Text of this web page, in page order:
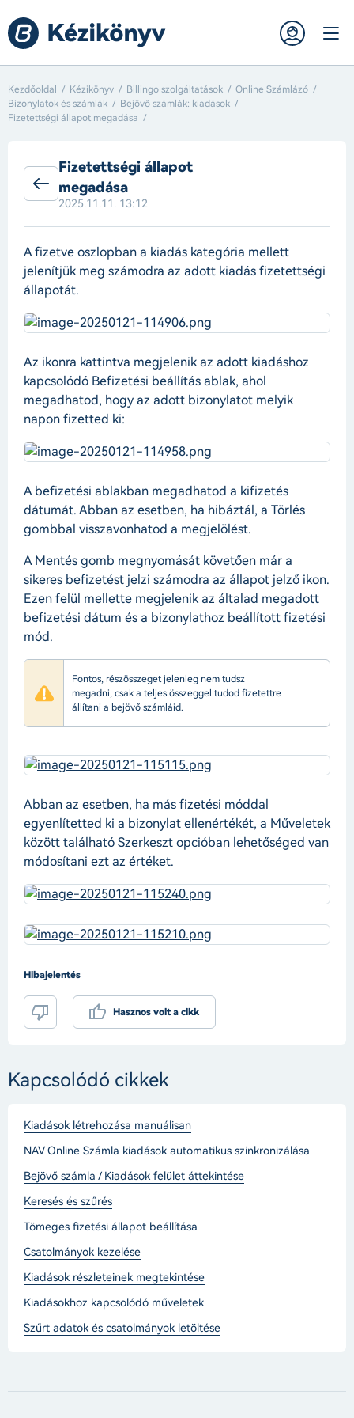
Kezdőoldal Kézikönyv Billingo szolgáltatások
Online Számlázó
Bizonylatok és számlák
Bejövő számlák: kiadások
Fizetettségi állapot megadása
Fizetettségi állapot
megadása
2025.11.11. 13:12
A fizetve oszlopban a kiadás kategória mellett
jelenítjük meg számodra az adott kiadás fizetettségi
állapotát.
Az ikonra kattintva megjelenik az adott kiadáshoz
kapcsolódó Befizetési beállítás ablak, ahol
megadhatod, hogy az adott bizonylatot melyik
napon fizetted ki:
A befizetési ablakban megadhatod a kifizetés
dátumát. Abban az esetben, ha hibáztál, a Törlés
gombbal visszavonhatod a megjelölést.
A Mentés gomb megnyomását követően már a
sikeres befizetést jelzi számodra az állapot jelző ikon.
Ezen felül mellette megjelenik az általad megadott
befizetési dátum és a bizonylathoz beállított fizetési
mód.
Fontos, részösszeget jelenleg nem tudsz
megadni, csak a teljes összeggel tudod fizetettre
állítani a bejövő számláid.
Abban az esetben, ha más fizetési móddal
egyenlítetted ki a bizonylat ellenértékét, a Műveletek
között található Szerkeszt opcióban lehetőséged van
módosítani ezt az értéket.
Hibajelentés
Hasznos volt a cikk
Kapcsolódó cikkek
Kiadások létrehozása manuálisan
NAV Online Számla kiadások automatikus szinkronizálása
Bejövő számla / Kiadások felület áttekintése
Keresés és szűrés
Tömeges fizetési állapot beállítása
Csatolmányok kezelése
Kiadások részleteinek megtekintése
Kiadásokhoz kapcsolódó műveletek
Szűrt adatok és csatolmányok letöltése